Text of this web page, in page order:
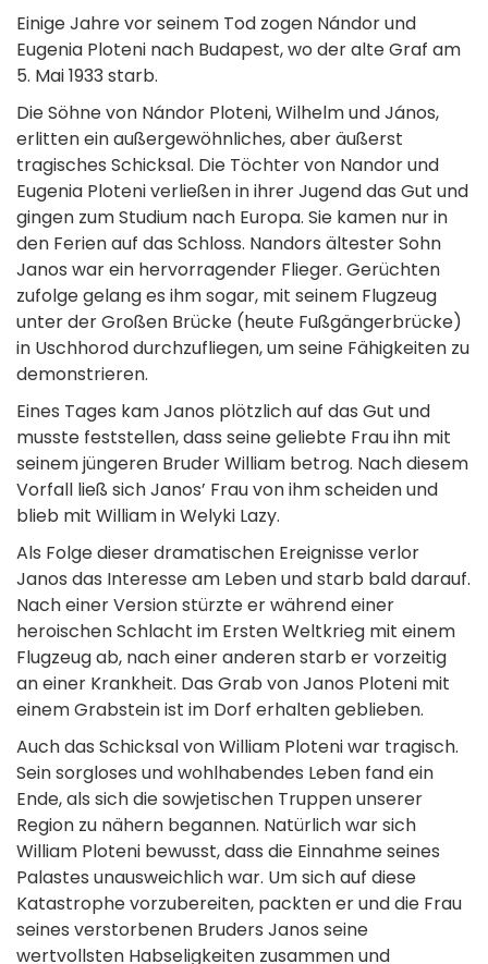
Einige Jahre vor seinem Tod zogen Nándor und
Eugenia Ploteni nach Budapest, wo der alte Graf am
5. Mai 1933 starb.
Die Söhne von Nándor Ploteni, Wilhelm und János,
erlitten ein außergewöhnliches, aber äußerst
tragisches Schicksal. Die Töchter von Nandor und
Eugenia Ploteni verließen in ihrer Jugend das Gut und
gingen zum Studium nach Europa. Sie kamen nur in
den Ferien auf das Schloss. Nandors ältester Sohn
Janos war ein hervorragender Flieger. Gerüchten
zufolge gelang es ihm sogar, mit seinem Flugzeug
unter der Großen Brücke (heute Fußgängerbrücke)
in Uschhorod durchzufliegen, um seine Fähigkeiten zu
demonstrieren.
Eines Tages kam Janos plötzlich auf das Gut und
musste feststellen, dass seine geliebte Frau ihn mit
seinem jüngeren Bruder William betrog. Nach diesem
Vorfall ließ sich Janos’ Frau von ihm scheiden und
blieb mit William in Welyki Lazy.
Als Folge dieser dramatischen Ereignisse verlor
Janos das Interesse am Leben und starb bald darauf.
Nach einer Version stürzte er während einer
heroischen Schlacht im Ersten Weltkrieg mit einem
Flugzeug ab, nach einer anderen starb er vorzeitig
an einer Krankheit. Das Grab von Janos Ploteni mit
einem Grabstein ist im Dorf erhalten geblieben.
Auch das Schicksal von William Ploteni war tragisch.
Sein sorgloses und wohlhabendes Leben fand ein
Ende, als sich die sowjetischen Truppen unserer
Region zu nähern begannen. Natürlich war sich
William Ploteni bewusst, dass die Einnahme seines
Palastes unausweichlich war. Um sich auf diese
Katastrophe vorzubereiten, packten er und die Frau
seines verstorbenen Bruders Janos seine
wertvollsten Habseligkeiten zusammen und